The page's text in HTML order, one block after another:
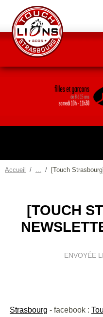
Accueil [Touch
[TOUCH
ENVOYÉE
site
Strasbourg - facebook :
Panneau de gestion des